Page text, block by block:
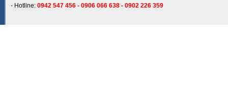
- Hotline: 0942 547 456 - 0906 066 638 - 0902 226 359